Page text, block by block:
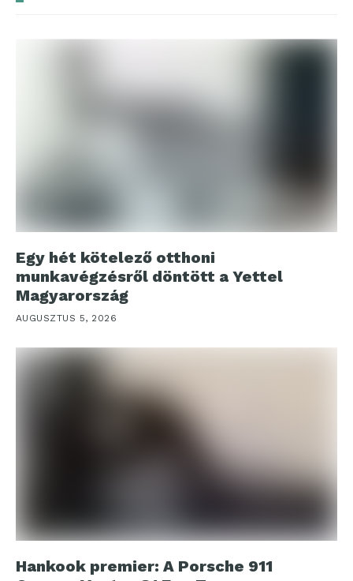
Egy hét kötelező otthoni
munkavégzésről döntött a Yettel
Magyarország
AUGUSZTUS 5, 2026
Hankook premier: A Porsche 911